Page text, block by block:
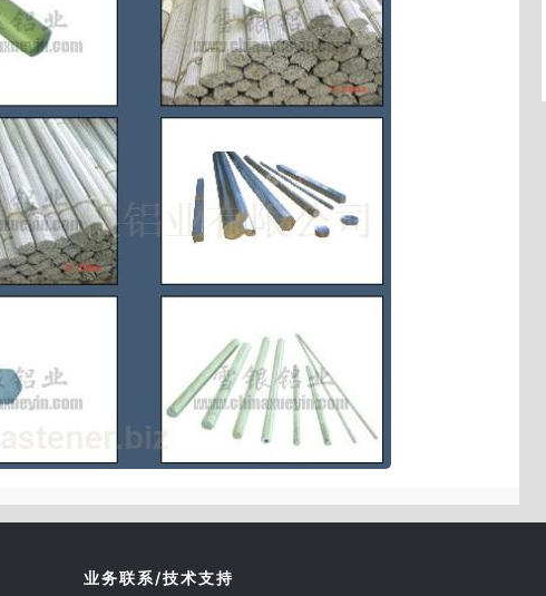
业务联系/技术支持